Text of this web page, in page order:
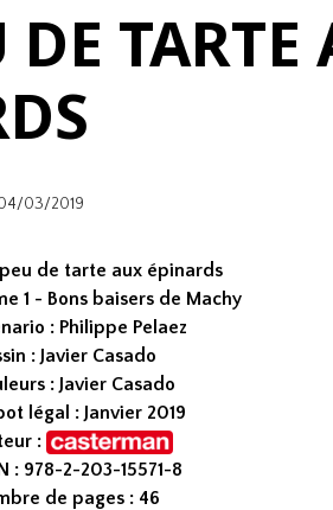
DE TARTE
03/2019
de tarte aux épinards
1 - Bons baisers de Machy
: Philippe Pelaez
:Javier Casado
:Javier Casado
légal : Janvier 2019
:
: 978-2-203-15571-8
de pages : 46